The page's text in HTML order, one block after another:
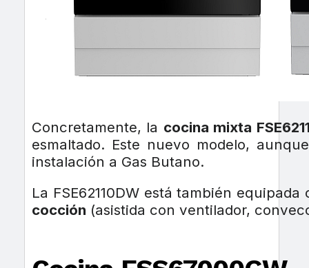
Concretamente, la cocina mixta
esmaltado. Este nuevo modelo,
instalación a Gas Butano.
La FSE62110DW está también
cocción (asistida con ventilador,